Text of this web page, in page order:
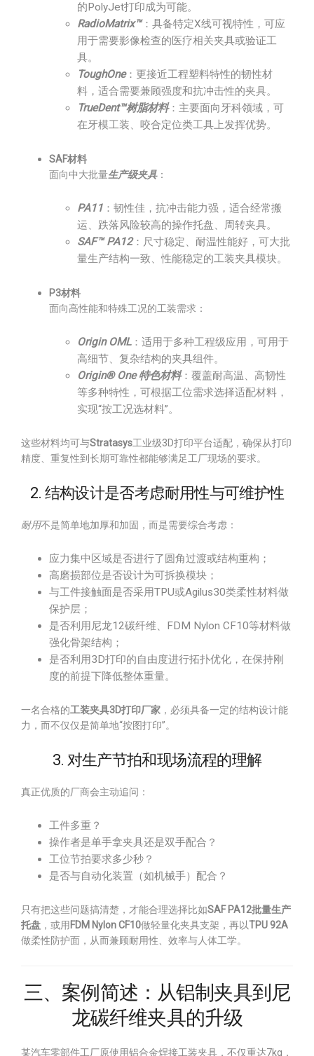
的PolyJet打印成为可能。
RadioMatrix™：具备特定X线可视特性，可应
用于需要影像检查的医疗相关夹具或验证工
具。
ToughOne：更接近工程塑料特性的韧性材
料，适合需要兼顾强度和抗冲击性的夹具。
TrueDent™树脂材料：主要面向牙科领域，可
在牙模工装、咬合定位类工具上发挥优势。
SAF材料
面向中大批量生产级夹具：
PA11 ：韧性佳，抗冲击能力强，适合经常搬
运、跌落风险较高的操作托盘、周转夹具。
SAF™ PA12：尺寸稳定、耐温性能好，可大批
量生产结构一致、性能稳定的工装夹具模块。
P3材料
面向高性能和特殊工况的工装需求：
Origin OML：适用于多种工程级应用，可用于
高细节、复杂结构的夹具组件。
Origin® One 特色材料：覆盖耐高温、高韧性
等多种特性，可根据工位需求选择适配材料，
实现“按工况选材料”。
这些材料均可与Stratasys工业级3D打印平台适配，确保从打印
精度、重复性到长期可靠性都能够满足工厂现场的要求。
2. 结构设计是否考虑耐用性与可维护性
耐用不是简单地加厚和加固，而是需要综合考虑：
应力集中区域是否进行了圆角过渡或结构重构；
高磨损部位是否设计为可拆换模块；
与工件接触面是否采用TPU或Agilus30类柔性材料做
保护层；
是否利用尼龙12碳纤维、FDM Nylon CF10等材料做
强化骨架结构；
是否利用3D打印的自由度进行拓扑优化，在保持刚
度的前提下降低整体重量。
一名合格的工装夹具3D打印厂家 ，必须具备一定的结构设计能
力，而不仅仅是简单地“按图打印”。
3. 对生产节拍和现场流程的理解
真正优质的厂商会主动追问：
工件多重？
操作者是单手拿夹具还是双手配合？
工位节拍要求多少秒？
是否与自动化装置（如机械手）配合？
只有把这些问题搞清楚，才能合理选择比如SAF PA12批量生产
托盘 ，或用 FDM Nylon CF10做轻量化夹具支架，再以TPU 92A
做柔性防护面，从而兼顾耐用性、效率与人体工学。
三、案例简述：从铝制夹具到尼
龙碳纤维夹具的升级
某汽车零部件工厂原使用铝合金焊接工装夹具，不仅重达7kg，